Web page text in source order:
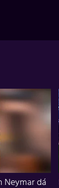
Neymar dá